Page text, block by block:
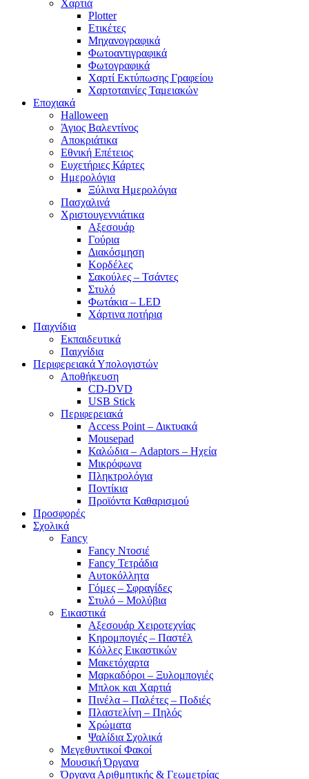
Χαρτιά
Plotter
Ετικέτες
Μηχανογραφικά
Φωτοαντιγραφικά
Φωτογραφικά
Χαρτί Εκτύπωσης Γραφείου
Χαρτοταινίες Ταμειακών
Εποχιακά
Halloween
Άγιος Βαλεντίνος
Αποκριάτικα
Εθνική Επέτειος
Ευχετήριες Κάρτες
Ημερολόγια
Ξύλινα Ημερολόγια
Πασχαλινά
Χριστουγεννιάτικα
Αξεσουάρ
Γούρια
Διακόσμηση
Κορδέλες
Σακούλες – Τσάντες
Στυλό
Φωτάκια – LED
Χάρτινα ποτήρια
Παιχνίδια
Εκπαιδευτικά
Παιχνίδια
Περιφερειακά Υπολογιστών
Αποθήκευση
CD-DVD
USB Stick
Περιφερειακά
Access Point – Δικτυακά
Mousepad
Καλώδια – Adaptors – Ηχεία
Μικρόφωνα
Πληκτρολόγια
Ποντίκια
Προϊόντα Καθαρισμού
Προσφορές
Σχολικά
Fancy
Fancy Ντοσιέ
Fancy Τετράδια
Αυτοκόλλητα
Γόμες – Σφραγίδες
Στυλό – Μολύβια
Εικαστικά
Αξεσουάρ Χειροτεχνίας
Κηρομπογιές – Παστέλ
Κόλλες Εικαστικών
Μακετόχαρτα
Μαρκαδόροι – Ξυλομπογιές
Μπλοκ και Χαρτιά
Πινέλα – Παλέτες – Ποδιές
Πλαστελίνη – Πηλός
Χρώματα
Ψαλίδια Σχολικά
Μεγεθυντικοί Φακοί
Μουσική Όργανα
Όργανα Αριθμητικής & Γεωμετρίας